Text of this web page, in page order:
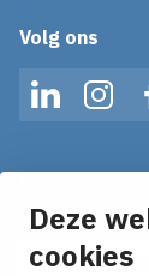
Deze
cookies
Volg ons
LinkedIn
en ontvang
E-mailadres